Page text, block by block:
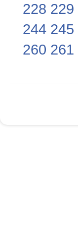
228 229
244 245
260 261